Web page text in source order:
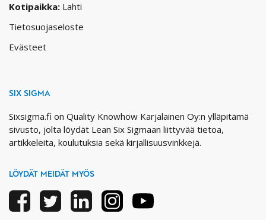
Kotipaikka: Lahti
Tietosuojaseloste
Evästeet
SIX SIGMA
Sixsigma.fi on Quality Knowhow Karjalainen Oy:n ylläpitämä
sivusto, jolta löydät Lean Six Sigmaan liittyvää tietoa,
artikkeleita, koulutuksia sekä kirjallisuusvinkkejä.
LÖYDÄT MEIDÄT MYÖS
FacebookTwitter LinkedinInstagramYoutube